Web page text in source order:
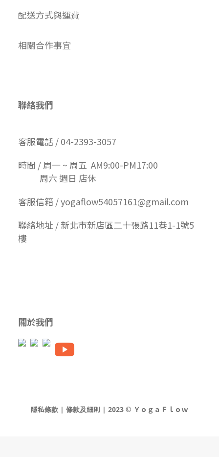
配送方式與運費
相關合作事宜
聯絡我們
客服電話 / 04-2393-3057
時間 / 周一 ~ 周五 AM9:00-PM17:00
周六 週日 店休
客服信箱 / yogaflow54057161@gmail.com
聯絡地址 / 新北市新店區二十張路11巷1-1號5
樓
關於我們
隱私條款 | 條款及細則 | 2023 © ＹｏｇａＦｌｏｗ